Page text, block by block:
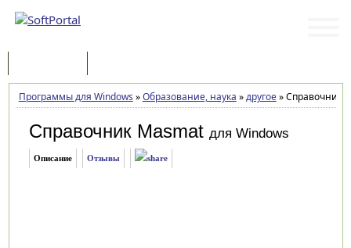
Программы для Windows »Образование, наука »другое»Справочник
Справочник Masmat для Windows
Описание Отзывы